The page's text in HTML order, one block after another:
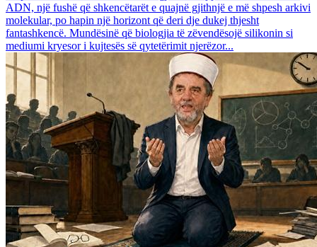
ADN, një fushë që shkencëtarët e quajnë gjithnjë e më shpesh arkivi
molekular, po hapin një horizont që deri dje dukej thjesht
fantashkencë. Mundësinë që biologjia të zëvendësojë silikonin si
mediumi kryesor i kujtesës së qytetërimit njerëzor...